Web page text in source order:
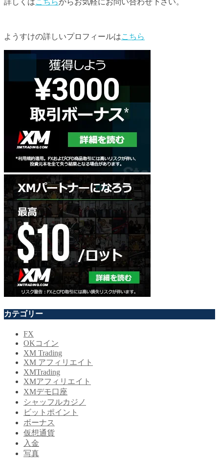
ようすけの詳しいプロフィールはこちら
カテゴリー
FX
OKコイン
XM Trading
XM アフィリエイト
XMTrading
XMアフィリエイト
XMデモ口座
シャッフルカジノ
ビットポイント
ボーナス
仮想通貨
入金
写真